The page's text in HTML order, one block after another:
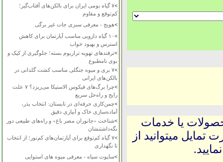
>
۷ گیاه بومی ایران برای بالکن‌های آفتاب‌گیر؛
کم‌توقع و مقاوم
>هویج - معرفی سبزی جات غیر برگی
>
۱۰ گیاه دارویی مناسب آپارتمان برای کاهش
استرس و بهبود خواب
>ترفندهای تهویه تراریوم بسته؛ جلوگیری از کپک و
بوی نامطبوع
>
۷ بری و میوه جنگلی مناسب کشت گلدانی در
بالکن‌های ایرانی
>
چرا برگ‌های فیکوس الاستیکا می‌ریزد؟ ۷ علت
رایج و راه‌حل سریع
>چمن‌کاری حرفه‌ای در تابستان: انتخاب بذر،
آماده‌سازی خاک و آبیاری دقیق
>شناخت «جانوران مضر باغ» و راه‌های طبیعی دور
نگه‌داشتنشان
>
۷ گیاه کم‌توقع برای آپارتمان‌های کم‌نور؛ از انتخاب
تا نگهداری
>ساپوت سیاه - معرفی میوه های استوایی
یا خدمات
میتوانید از